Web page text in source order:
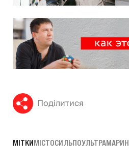
Поділитися
МІТКИМІСТОСИЛЬПОУЛЬТРАМАРИН